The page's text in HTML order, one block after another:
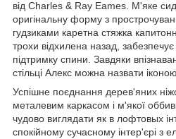
від Charles & Ray Eames. М'яке
оригінальну форму з
гудзиками каретна стяжка
трохи відхилена назад,
підтримку спини. Завдяки
стільці Алекс можна назвати
Успішне поєднання дерев'яних
металевим каркасом і м'якої
чудово виглядати як в лофтовых
спокійному сучасному інтер'єрі з